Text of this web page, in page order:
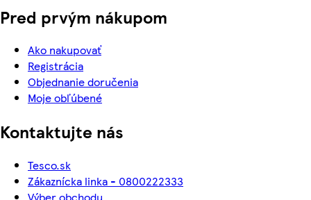
Pred prvým nákupom
Ako nakupovať
Registrácia
Objednanie doručenia
Moje obľúbené
Kontaktujte nás
Tesco.sk
Zákaznícka linka - 0800222333